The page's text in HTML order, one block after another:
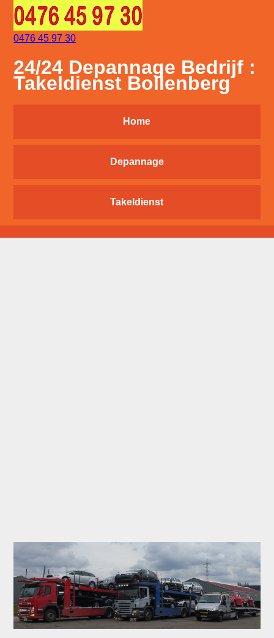
0476 45 97 30
24/24 Depannage Bedrijf :
Takeldienst Bollenberg
Home
Depannage
Takeldienst